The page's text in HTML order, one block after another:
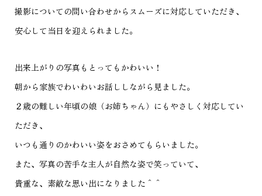
撮影についての問い合わせからスムーズに対応していただき、
安心して当日を迎えられました。
出来上がりの写真もとってもかわいい！
朝から家族でわいわいお話ししながら見ました。
２歳の難しい年頃の娘（お姉ちゃん）にもやさしく対応してい
ただき、
いつも通りのかわいい姿をおさめてもらいました。
また、写真の苦手な主人が自然な姿で笑っていて、
貴重な、素敵な思い出になりました＾＾